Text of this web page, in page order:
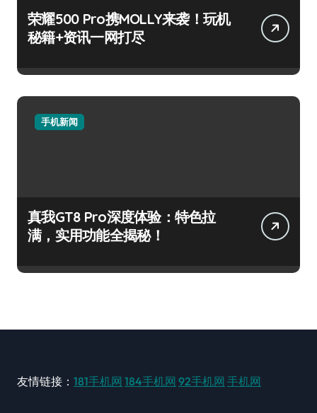
荣耀500 Pro携MOLLY来袭！玩机
秘籍+资讯一网打尽
手机新闻
真我GT8 Pro深度体验：特色拉
满，实用功能全揭秘！
友情链接： 181手机网 184手机网 92手机网 手机网